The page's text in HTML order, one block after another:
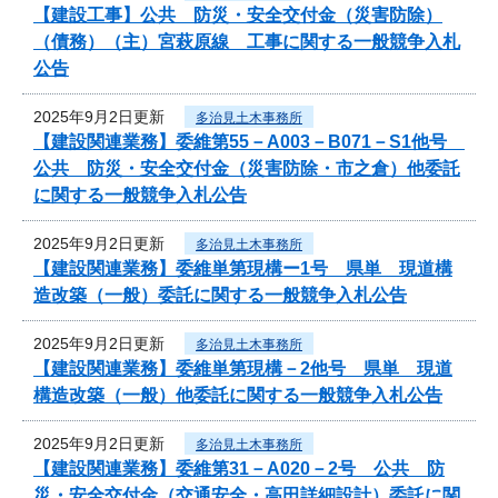
【建設工事】公共 防災・安全交付金（災害防除）
（債務）（主）宮萩原線 工事に関する一般競争入札
公告
2025年9月2日更新 多治見土木事務所
【建設関連業務】委維第55－A003－B071－S1他号
公共 防災・安全交付金（災害防除・市之倉）他委託
に関する一般競争入札公告
2025年9月2日更新 多治見土木事務所
【建設関連業務】委維単第現構ー1号 県単 現道構
造改築（一般）委託に関する一般競争入札公告
2025年9月2日更新 多治見土木事務所
【建設関連業務】委維単第現構－2他号 県単 現道
構造改築（一般）他委託に関する一般競争入札公告
2025年9月2日更新 多治見土木事務所
【建設関連業務】委維第31－A020－2号 公共 防